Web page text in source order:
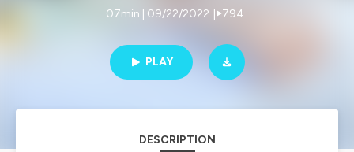
07min | 09/22/2022 794
PLAY
DESCRIPTION